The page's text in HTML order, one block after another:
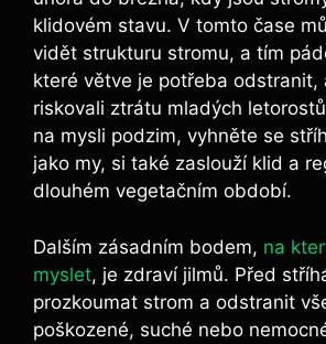
klidovém stavu. V tomto čase
vidět strukturu stromu, a tím
které větve je potřeba odstranit,
riskovali ztrátu mladých
na mysli podzim, vyhněte se
jako my, si také zaslouží klid a
dlouhém vegetačním období.
Dalším zásadním bodem, na
myslet, je zdraví jilmů. Před
prozkoumat strom a odstranit
poškozené, suché nebo